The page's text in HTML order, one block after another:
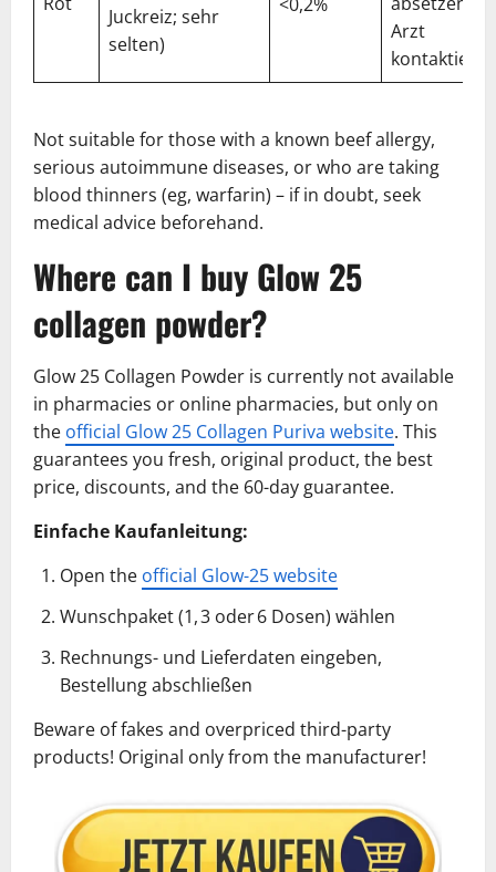
Juckreiz; sehr
selten)
Arzt
kontaktieren
Not suitable for those with a known beef allergy,
serious autoimmune diseases, or who are taking
blood thinners (eg, warfarin) – if in doubt, seek
medical advice beforehand.
Where can I buy Glow 25
collagen powder?
Glow 25 Collagen Powder is currently not available
in pharmacies or online pharmacies, but only on
the official Glow 25 Collagen Puriva website. This
guarantees you fresh, original product, the best
price, discounts, and the 60-day guarantee.
Einfache Kaufanleitung:
Open the official Glow-25 website
Wunschpaket (1, 3 oder 6 Dosen) wählen
Rechnungs- und Lieferdaten eingeben,
Bestellung abschließen
Beware of fakes and overpriced third-party
products! Original only from the manufacturer!